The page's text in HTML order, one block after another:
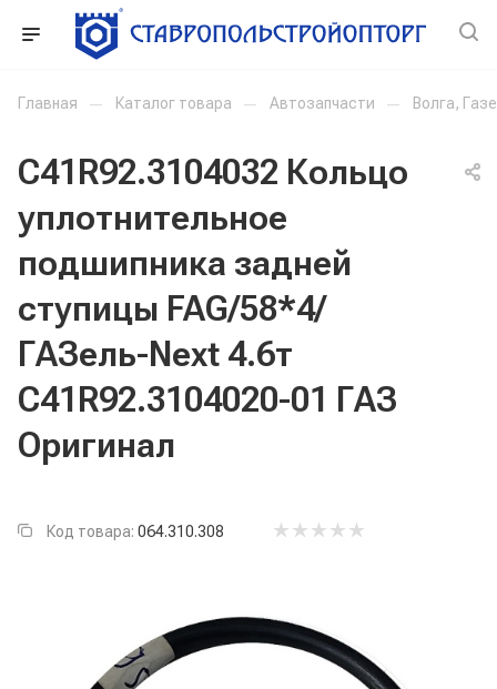
Главная — Каталог товара — Автозапчасти — Волга,
С41R92.3104032 Кольцо
уплотнительное
подшипника задней
ступицы FAG/58*4/
ГАЗель-Next 4.6т
C41R92.3104020-01 ГАЗ
Оригинал
Код товара: 064.310.308